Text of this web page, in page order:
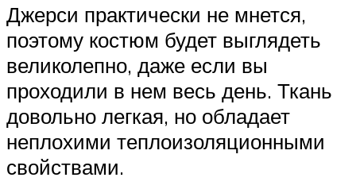
Джерси практически не мнется,
поэтому костюм будет выглядеть
великолепно, даже если вы
проходили в нем весь день. Ткань
довольно легкая, но обладает
неплохими теплоизоляционными
свойствами.